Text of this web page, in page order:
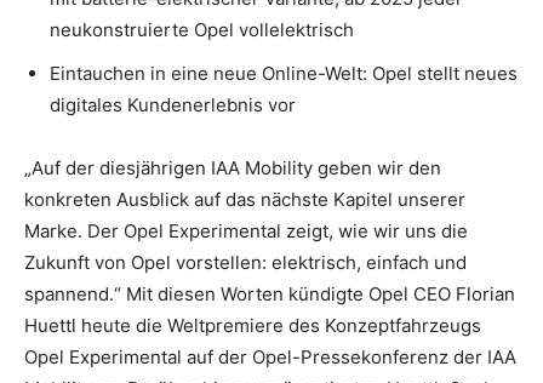
neukonstruierte Opel vollelektrisch
Eintauchen in eine neue Online-Welt: Opel stellt neues
digitales Kundenerlebnis vor
„Auf der diesjährigen IAA Mobility geben wir den
konkreten Ausblick auf das nächste Kapitel unserer
Marke. Der Opel Experimental zeigt, wie wir uns die
Zukunft von Opel vorstellen: elektrisch, einfach und
spannend.“ Mit diesen Worten kündigte Opel CEO Florian
Huettl heute die Weltpremiere des Konzeptfahrzeugs
Opel Experimental auf der Opel-Pressekonferenz der IAA